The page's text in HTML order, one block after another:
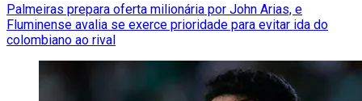
Palmeiras prepara oferta milionária por John Arias, e
Fluminense avalia se exerce prioridade para evitar ida do
colombiano ao rival